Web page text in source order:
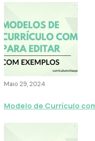
Maio 29, 2024
Modelo de Currículo